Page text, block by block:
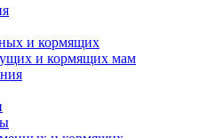
и кормящих
и кормящих мам